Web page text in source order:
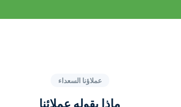
عملاؤنا السعداء
ماذا يقوله عملائنا